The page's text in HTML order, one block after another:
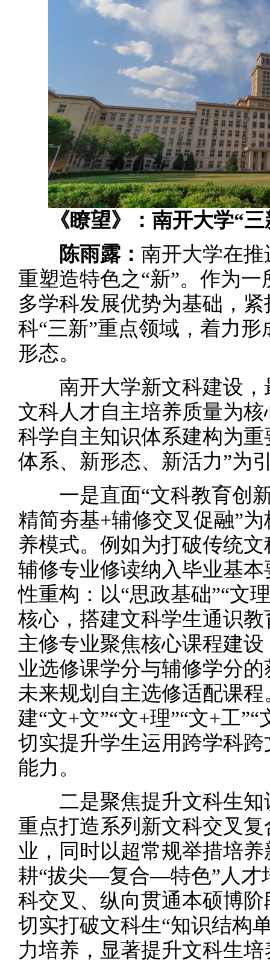
《瞭望》：南开大学“
陈雨露： 南开大学在推
重塑造特色之“新”。作为
多学科发展优势为基础，
科“三新”重点领域，着力
形态。
南开大学新文科建设，
文科人才自主培养质量为
科学自主知识体系建构为
体系、新形态、新活力”为
一是直面“文科教育创新
精简夯基+辅修交叉促融”
养模式。例如为打破传统
辅修专业修读纳入毕业基
性重构：以“思政基础”“文
核心，搭建文科学生通识
主修专业聚焦核心课程建
业选修课学分与辅修学分
未来规划自主选修适配课
建“文+文”“文+理”“文+工
切实提升学生运用跨学科
能力。
二是聚焦提升文科生知
重点打造系列新文科交叉
业，同时以超常规举措培
耕“拔尖—复合—特色”人才
科交叉、纵向贯通本硕博
切实打破文科生“知识结构
力培养，显著提升文科生